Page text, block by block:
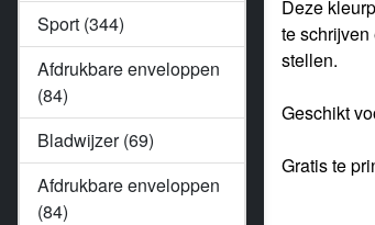
Sport (344)
Afdrukbare enveloppen
(84)
Bladwijzer (69)
Afdrukbare enveloppen
(84)
Deze
te
stellen.
Geschikt
Gratis te